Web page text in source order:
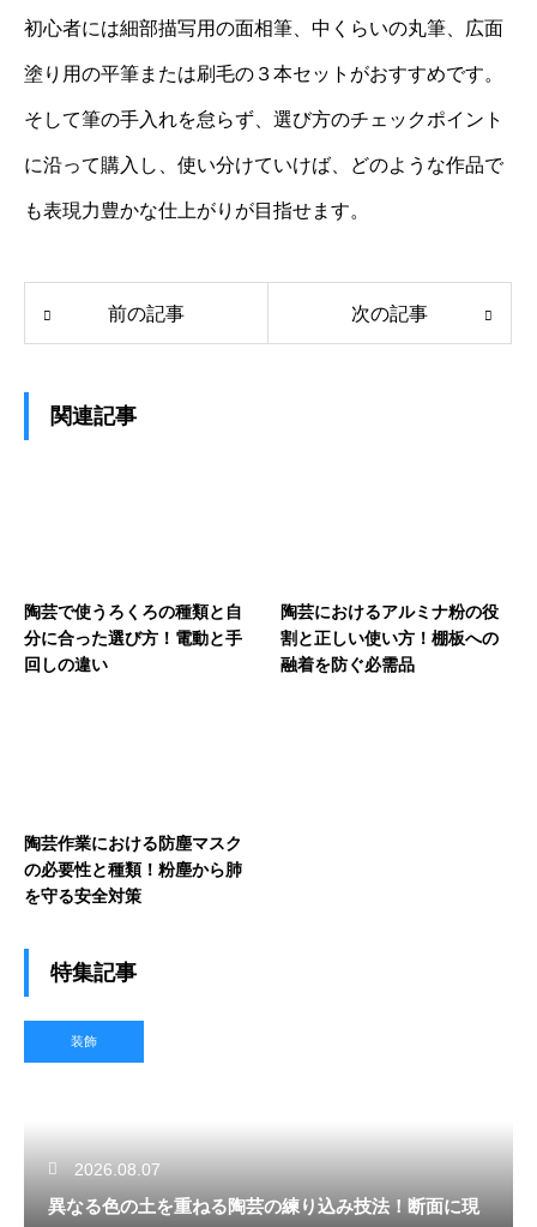
初心者には細部描写用の面相筆、中くらいの丸筆、広面
塗り用の平筆または刷毛の３本セットがおすすめです。
そして筆の手入れを怠らず、選び方のチェックポイント
に沿って購入し、使い分けていけば、どのような作品で
も表現力豊かな仕上がりが目指せます。
前の記事 次の記事
関連記事
陶芸で使うろくろの種類と自
分に合った選び方！電動と手
回しの違い
陶芸におけるアルミナ粉の役
割と正しい使い方！棚板への
融着を防ぐ必需品
陶芸作業における防塵マスク
の必要性と種類！粉塵から肺
を守る安全対策
特集記事
装飾
2026.08.07
異なる色の土を重ねる陶芸の練り込み技法！断面に現